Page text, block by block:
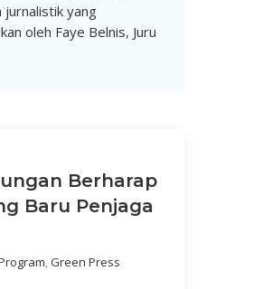
yang
oleh Faye Belnis, Juru
Berharap
Baru Penjaga
,Green Press